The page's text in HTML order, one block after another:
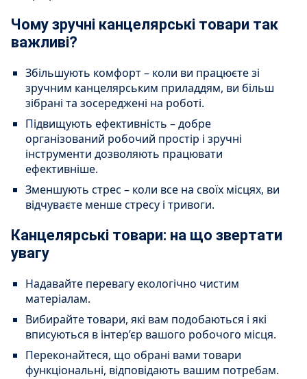
Чому зручні канцелярські товари так
важливі?
Збільшують комфорт – коли ви працюєте зі
зручним канцелярським приладдям, ви більш
зібрані та зосереджені на роботі.
Підвищують ефективність – добре
організований робочий простір і зручні
інструменти дозволяють працювати
ефективніше.
Зменшують стрес – коли все на своїх місцях, ви
відчуваєте менше стресу і тривоги.
Канцелярські товари: на що звертати
увагу
Надавайте перевагу екологічно чистим
матеріалам.
Вибирайте товари, які вам подобаються і які
вписуються в інтер’єр вашого робочого місця.
Переконайтеся, що обрані вами товари
функціональні, відповідають вашим потребам.